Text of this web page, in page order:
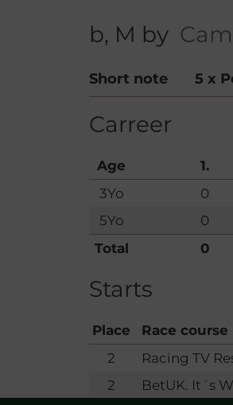
b, M by
Short note 5 x
Carreer
Age 1.
3Yo
0
5Yo
0
Total
0
Starts
Place Race course
2
Racing TV
2
BetUK. It´s